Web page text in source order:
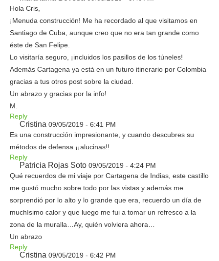
Hola Cris,
¡Menuda construcción! Me ha recordado al que visitamos en
Santiago de Cuba, aunque creo que no era tan grande como
éste de San Felipe.
Lo visitaría seguro, ¡incluidos los pasillos de los túneles!
Además Cartagena ya está en un futuro itinerario por Colombia
gracias a tus otros post sobre la ciudad.
Un abrazo y gracias por la info!
M.
Reply
Cristina 09/05/2019 - 6:41 PM
Es una construcción impresionante, y cuando descubres su
métodos de defensa ¡¡alucinas!!
Reply
Patricia Rojas Soto 09/05/2019 - 4:24 PM
Qué recuerdos de mi viaje por Cartagena de Indias, este castillo
me gustó mucho sobre todo por las vistas y además me
sorprendió por lo alto y lo grande que era, recuerdo un día de
muchísimo calor y que luego me fui a tomar un refresco a la
zona de la muralla…Ay, quién volviera ahora…
Un abrazo
Reply
Cristina 09/05/2019 - 6:42 PM